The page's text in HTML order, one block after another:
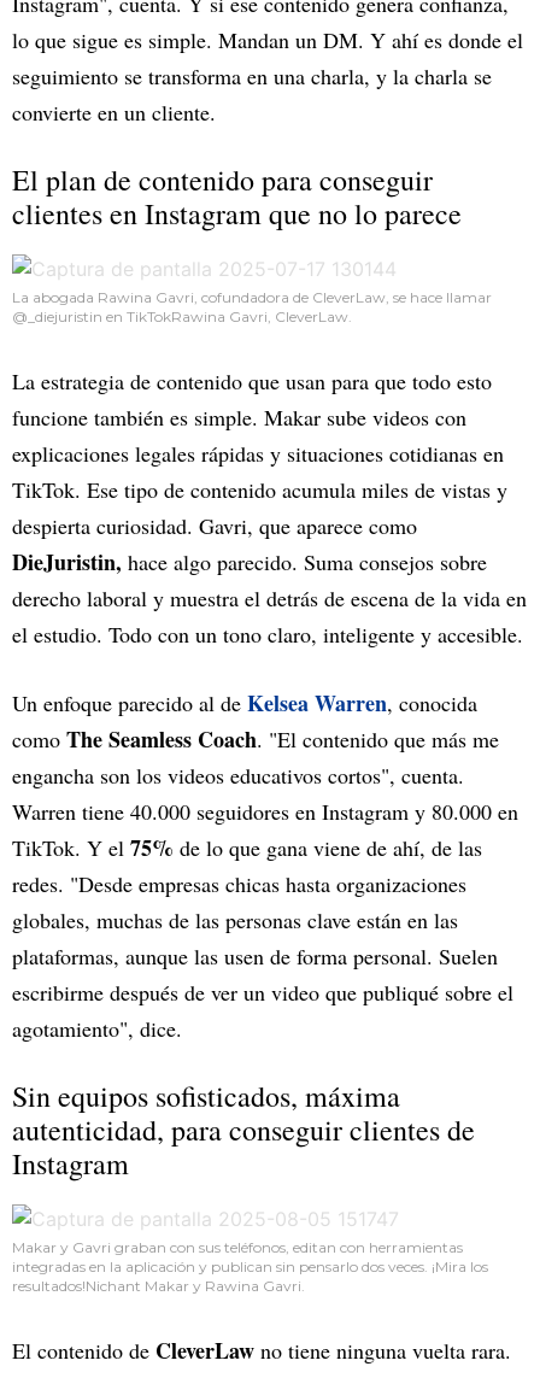
lo que sigue es simple. Mandan un DM. Y ahí es donde el
seguimiento se transforma en una charla, y la charla se
convierte en un cliente.
El plan de contenido para conseguir
clientes en Instagram que no lo parece
La abogada Rawina Gavri, cofundadora de CleverLaw, se hace llamar
@_diejuristin en TikTokRawina Gavri, CleverLaw.
La estrategia de contenido que usan para que todo esto
funcione también es simple. Makar sube videos con
explicaciones legales rápidas y situaciones cotidianas en
TikTok. Ese tipo de contenido acumula miles de vistas y
despierta curiosidad. Gavri, que aparece como
DieJuristin, hace algo parecido. Suma consejos sobre
derecho laboral y muestra el detrás de escena de la vida en
el estudio. Todo con un tono claro, inteligente y accesible.
Un enfoque parecido al de Kelsea Warren, conocida
como The Seamless Coach. "El contenido que más me
engancha son los videos educativos cortos", cuenta.
Warren tiene 40.000 seguidores en Instagram y 80.000 en
TikTok. Y el 75% de lo que gana viene de ahí, de las
redes. "Desde empresas chicas hasta organizaciones
globales, muchas de las personas clave están en las
plataformas, aunque las usen de forma personal. Suelen
escribirme después de ver un video que publiqué sobre el
agotamiento", dice.
Sin equipos sofisticados, máxima
autenticidad, para conseguir clientes de
Instagram
Makar y Gavri graban con sus teléfonos, editan con herramientas
integradas en la aplicación y publican sin pensarlo dos veces. ¡Mira los
resultados!Nichant Makar y Rawina Gavri.
El contenido de CleverLaw no tiene ninguna vuelta rara.